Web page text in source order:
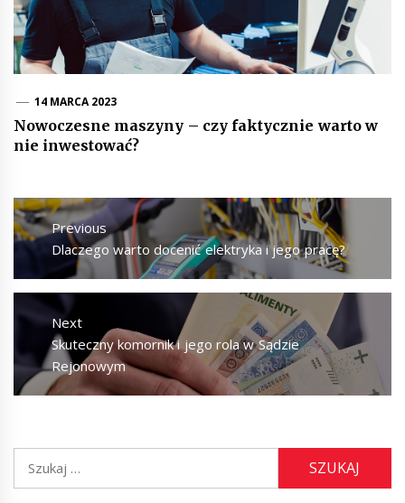
14 MARCA 2023
Nowoczesne maszyny – czy faktycznie warto w
nie inwestować?
Nawigacja
wpisuPrevious
Previous
post:
Dlaczego warto docenić elektryka i jego pracę?
Next
Next
post:
Skuteczny komornik i jego rola w Sądzie
Rejonowym